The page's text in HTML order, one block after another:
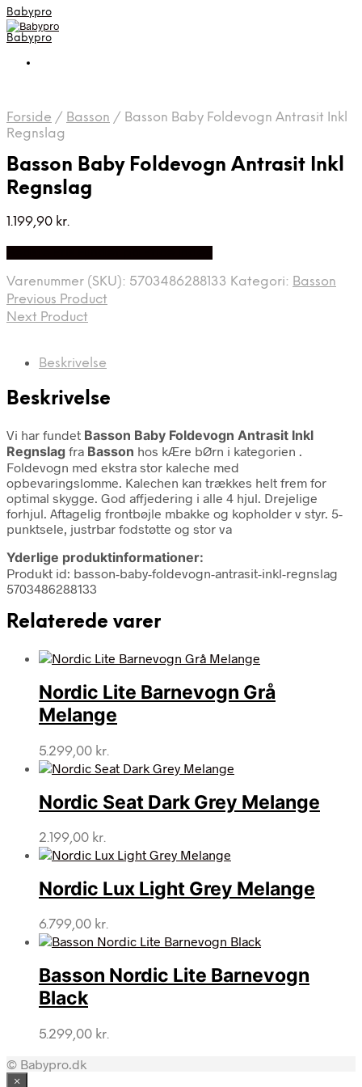
Babypro
Babypro
Forside / Basson / Basson Baby Foldevogn Antrasit Inkl
Regnslag
Basson Baby Foldevogn Antrasit Inkl
Regnslag
1.199,90 kr.
Varenummer (SKU): 5703486288133 Kategori: Basson
Previous Product
Next Product
Beskrivelse
Beskrivelse
Vi har fundet Basson Baby Foldevogn Antrasit Inkl
Regnslag fra Basson hos kÆre bØrn i kategorien .
Foldevogn med ekstra stor kaleche med
opbevaringslomme. Kalechen kan trækkes helt frem for
optimal skygge. God affjedering i alle 4 hjul. Drejelige
forhjul. Aftagelig frontbøjle mbakke og kopholder v styr. 5-
punktsele, justrbar fodstøtte og stor va
Yderlige produktinformationer:
Produkt id: basson-baby-foldevogn-antrasit-inkl-regnslag
5703486288133
Relaterede varer
Nordic Lite Barnevogn Grå
Melange
5.299,00 kr.
Nordic Seat Dark Grey Melange
2.199,00 kr.
Nordic Lux Light Grey Melange
6.799,00 kr.
Basson Nordic Lite Barnevogn
Black
5.299,00 kr.
© Babypro.dk
×